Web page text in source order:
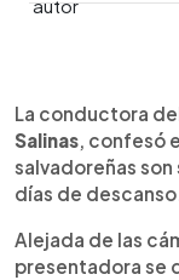
►
La conductora
Salinas, confesó
salvadoreñas
días de
Alejada de las
presentadora se